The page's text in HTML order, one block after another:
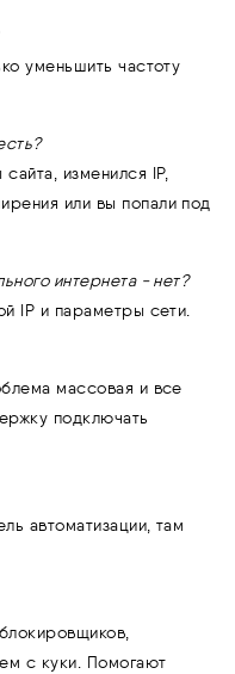
уменьшить частоту
изменился IP,
или вы попали под
интернета - нет?
IP и параметры сети.
массовая и все
подключать
автоматизации, там
с куки. Помогают